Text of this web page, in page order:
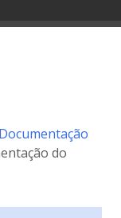
Documentação
do